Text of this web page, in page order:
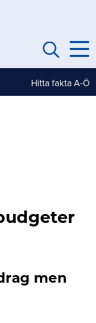
Hitta fakta A-Ö
men